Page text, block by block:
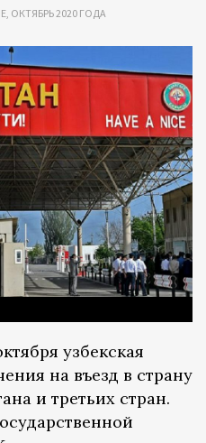
ОКТЯБРЬ 2020 ГОДА
узбекская
на въезд в страну
и третьих стран.